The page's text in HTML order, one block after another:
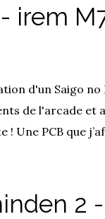
irem
d'un Saigo
de l'arcade et
! Une PCB que
2